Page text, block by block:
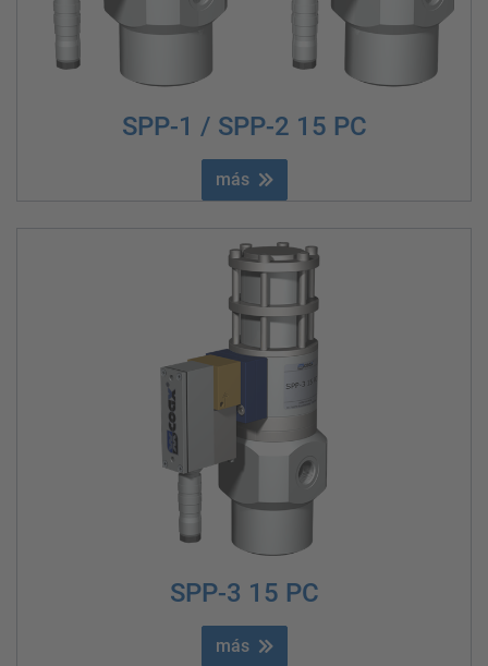
SPP-1 / SPP-2 15 PC
más
SPP-3 15 PC
más